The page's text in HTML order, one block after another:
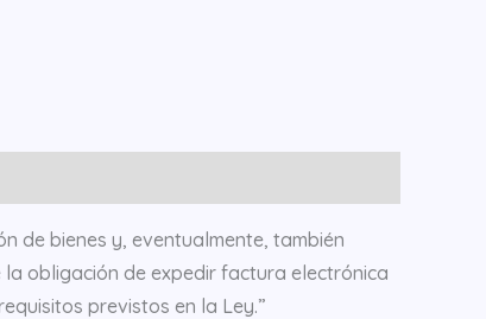
de bienes y, eventualmente, también
obligación de expedir factura electrónica
previstos en la Ley.”